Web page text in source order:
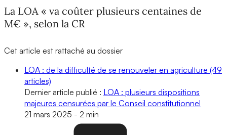
La LOA « va coûter plusieurs centaines de
M€ », selon la CR
Cet article est rattaché au dossier
LOA : de la difficulté de se renouveler en agriculture (49
articles)
Dernier article publié : LOA : plusieurs dispositions
majeures censurées par le Conseil constitutionnel
21 mars 2025 - 2 min